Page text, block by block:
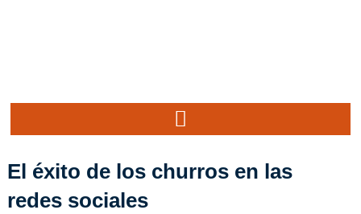
El éxito de los churros en las
redes sociales